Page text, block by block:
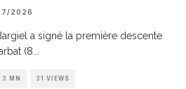
2026
a signé la première descente
(8
3 MN 31 VIEWS